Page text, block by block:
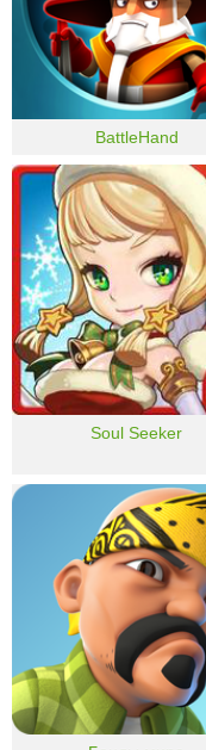
BattleHand
Soul Seeker